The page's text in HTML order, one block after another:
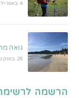
4 באפריל 2023
גואה
29 באוקטובר 2022
הרשמה